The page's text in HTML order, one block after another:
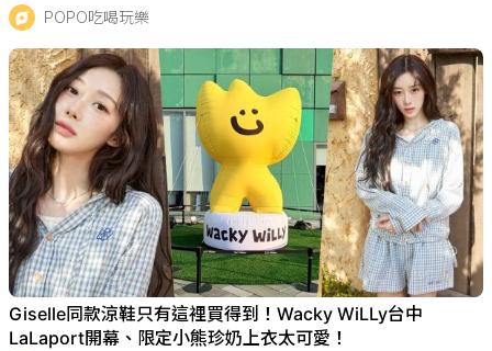
POPO吃喝玩樂
Giselle同款涼鞋只有這裡買得到！Wacky WiLLy台中
LaLaport開幕、限定小熊珍奶上衣太可愛！